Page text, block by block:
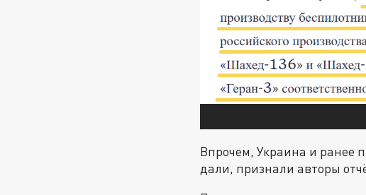
Впрочем, Украина и ранее
дали, признали авторы